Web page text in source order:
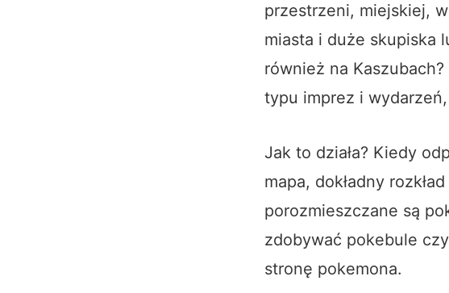
przestrzeni, miejskiej,
miasta i duże skupiska
również na
typu imprez i
Jak to działa? Kiedy
mapa, dokładny
porozmieszczane są
zdobywać pokebule
stronę pokemona.